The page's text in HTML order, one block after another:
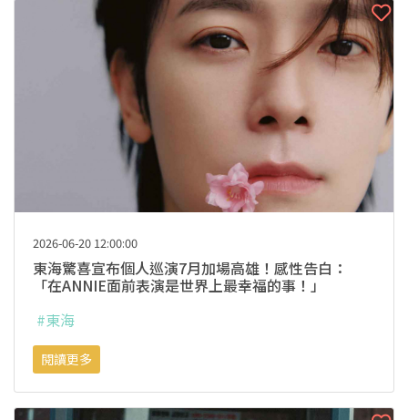
2026-06-20 12:00:00
東海驚喜宣布個人巡演7月加場高雄！感性告白：
「在ANNIE面前表演是世界上最幸福的事！」
#東海
閱讀更多